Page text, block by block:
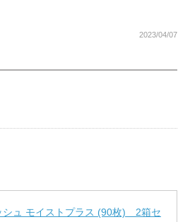
2023/04/07
シュ モイストプラス (90枚) 2箱セ